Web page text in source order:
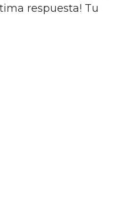
respuesta! Tu